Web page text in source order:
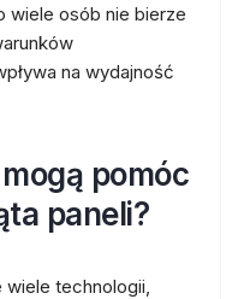
wiele osób nie bierze
na wydajność
pomóc
paneli?
technologii,